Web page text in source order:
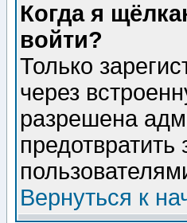
Когда я
войти?
Только
через
разрешена
Вернуться к